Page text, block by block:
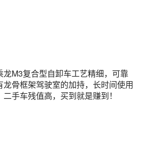
M3复合型自卸车工艺精细，可靠
骨框架驾驶室的加持，长时间使用
手车残值高，买到就是赚到！